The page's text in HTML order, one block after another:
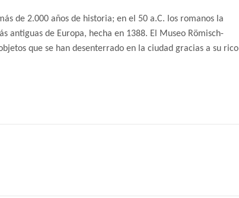
de 2.000 años de historia; en el 50 a.C. los romanos la
antiguas de Europa, hecha en 1388. El Museo Römisch-
que se han desenterrado en la ciudad gracias a su rico